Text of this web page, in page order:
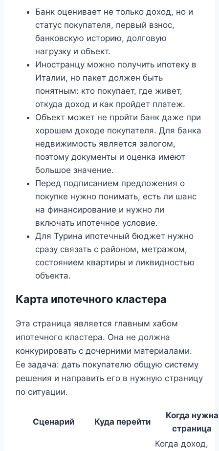
Банк оценивает не только доход, но и
статус покупателя, первый взнос,
банковскую историю, долговую
нагрузку и объект.
Иностранцу можно получить ипотеку в
Италии, но пакет должен быть
понятным: кто покупает, где живет,
откуда доход и как пройдет платеж.
Объект может не пройти банк даже при
хорошем доходе покупателя. Для банка
недвижимость является залогом,
поэтому документы и оценка имеют
большое значение.
Перед подписанием предложения о
покупке нужно понимать, есть ли шанс
на финансирование и нужно ли
включать ипотечное условие.
Для Турина ипотечный бюджет нужно
сразу связать с районом, метражом,
состоянием квартиры и ликвидностью
объекта.
Карта ипотечного кластера
Эта страница является главным хабом
ипотечного кластера. Она не должна
конкурировать с дочерними материалами.
Ее задача: дать покупателю общую систему
решения и направить его в нужную страницу
по ситуации.
Сценарий Куда перейти
Когда нужна
страница
Когда доход,